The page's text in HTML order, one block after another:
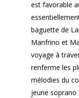
est favorable
baguette de
Manfrino et
voyage à
renferme les
mélodies du
jeune soprano